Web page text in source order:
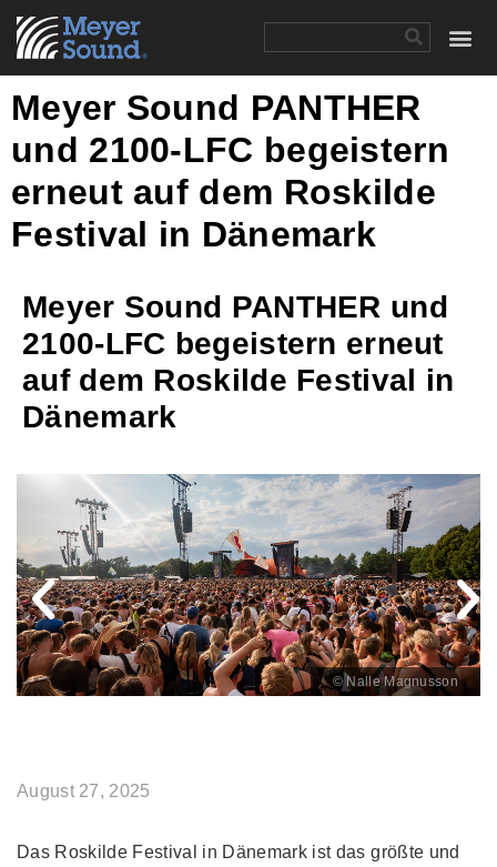
Meyer Sound PANTHER
und 2100-LFC begeistern
erneut auf dem Roskilde
Festival in Dänemark
Meyer Sound PANTHER und
2100-LFC begeistern erneut
auf dem Roskilde Festival in
Dänemark
© Nalle Magnusson
August 27, 2025
Das Roskilde Festival in Dänemark ist das größte und